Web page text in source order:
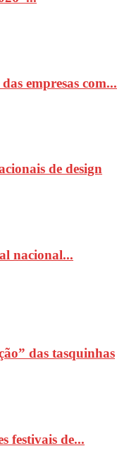
empresas com...
de design
nacional...
das tasquinhas
festivais de...